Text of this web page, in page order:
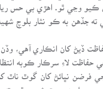
ڪيو وڃي ٿو. اهڙي بي حس
ته جڏهن به ڪو نثار
ڏيڻ کان انڪاري آهي،
حفاظت لاءِ سرڪار ڪوبه
فرضن نڀائڻ کان گوٿ
عمل هن ريت شروع ٿيو ته